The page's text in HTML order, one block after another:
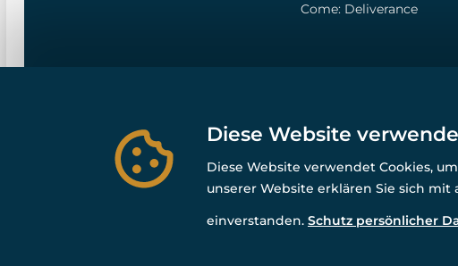
Come: Deliverance
Diese Website
Diese Website verwendet Cookies,
unserer Website erklären Sie sich
einverstanden. Schutz persönlicher